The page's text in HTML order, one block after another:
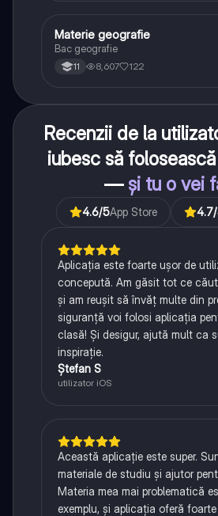
Geografie
Materie geografie
Bac geografie
11 8,607 122
Recenzii de la
iubesc să
— și tu o vei
4.6/5App Store 4.7
Aplicația este foarte ușor de
concepută. Am găsit tot ce
și am reușit să învăț multe din
siguranță voi folosi aplicația
clasă! Și desigur, ajută mult ca
inspirație.
Ștefan S
utilizator iOS
Această aplicație este super.
materiale de studiu și ajutor
Materia mea mai problematică
exemplu, și aplicația oferă